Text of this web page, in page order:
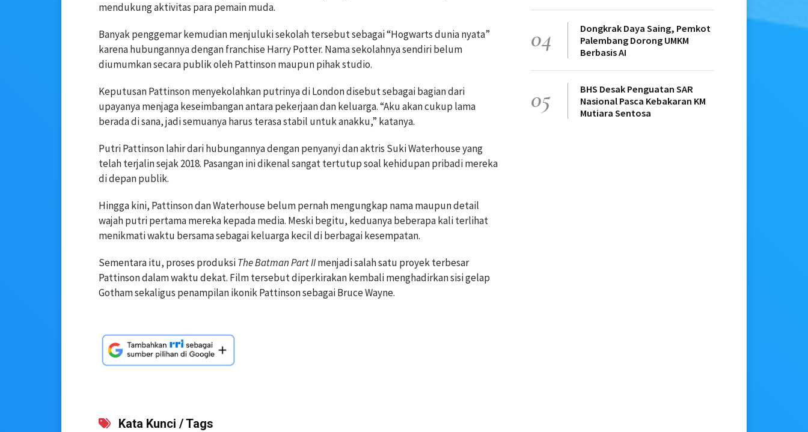
mendukung aktivitas para pemain muda.
Banyak penggemar kemudian menjuluki sekolah tersebut sebagai “Hogwarts dunia nyata”
karena hubungannya dengan franchise Harry Potter. Nama sekolahnya sendiri belum
diumumkan secara publik oleh Pattinson maupun pihak studio.
Keputusan Pattinson menyekolahkan putrinya di London disebut sebagai bagian dari
upayanya menjaga keseimbangan antara pekerjaan dan keluarga. “Aku akan cukup lama
berada di sana, jadi semuanya harus terasa stabil untuk anakku,” katanya.
Putri Pattinson lahir dari hubungannya dengan penyanyi dan aktris Suki Waterhouseyang
telah terjalin sejak 2018. Pasangan ini dikenal sangat tertutup soal kehidupan pribadi mereka
di depan publik.
Hingga kini, Pattinson dan Waterhouse belum pernah mengungkap nama maupun detail
wajah putri pertama mereka kepada media. Meski begitu, keduanya beberapa kali terlihat
menikmati waktu bersama sebagai keluarga kecil di berbagai kesempatan.
Sementara itu, proses produksiThe Batman Part IImenjadi salah satu proyek terbesar
Pattinson dalam waktu dekat. Film tersebut diperkirakan kembali menghadirkan sisi gelap
Gotham sekaligus penampilan ikonik Pattinson sebagai Bruce Wayne.
Kata Kunci / Tags
04
Dongkrak Daya Saing, Pemkot
Palembang Dorong UMKM
Berbasis AI
05
BHS Desak Penguatan SAR
Nasional Pasca Kebakaran KM
Mutiara Sentosa